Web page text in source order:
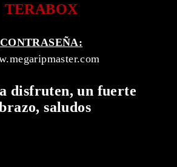
TERABOX
CONTRASEÑA:
disfruten, un fuerte
saludos